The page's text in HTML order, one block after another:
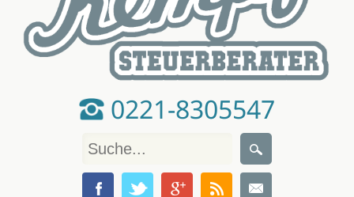
0221-8305547